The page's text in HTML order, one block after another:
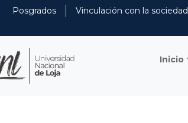
Posgrados Vinculación con la sociedad
Inicio